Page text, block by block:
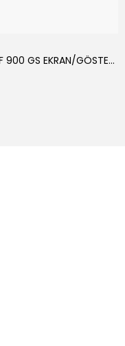
AEL-TECH BMW F 900 GS EKRAN/GÖSTERGE KORUYUCU 2024-2025